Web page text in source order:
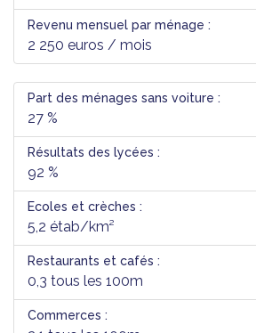
Revenu mensuel par ménage :
2 250 euros / mois
Part des ménages sans voiture :
27 %
Résultats des lycées :
92 %
Ecoles et crèches :
5,2 étab/km²
Restaurants et cafés :
0,3 tous les 100m
Commerces :